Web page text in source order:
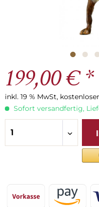
199,00 € *
inkl. 19 % MwSt,
Sofort versandfertig,